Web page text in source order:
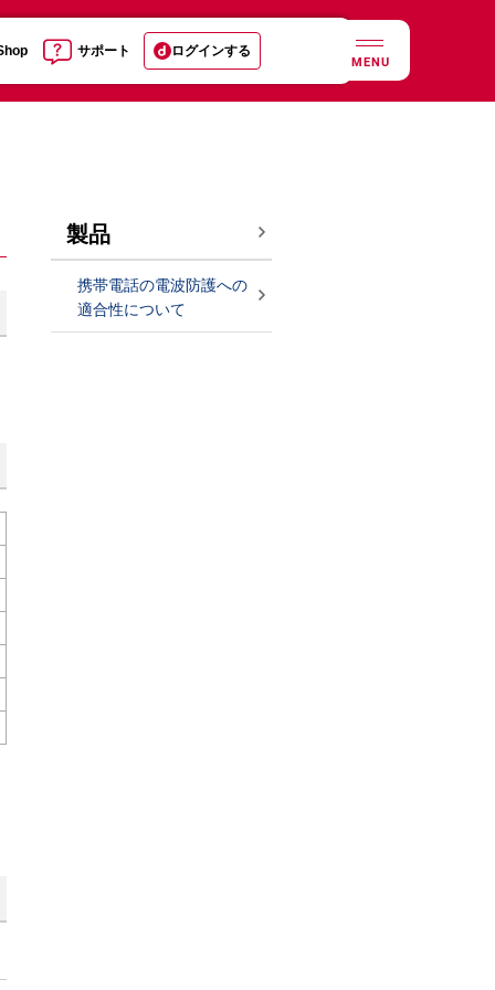
サポート ログインする
MENU
製品
携帯電話の電波防護への
適合性について